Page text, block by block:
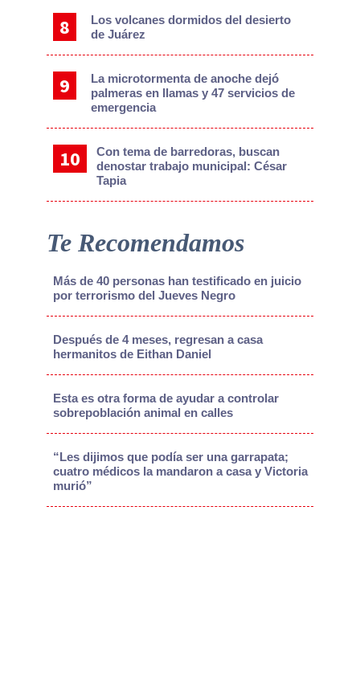
Los volcanes dormidos del desierto
de Juárez
La microtormenta de anoche dejó
palmeras en llamas y 47 servicios de
emergencia
Con tema de barredoras, buscan
denostar trabajo municipal: César
Tapia
Te Recomendamos
Más de 40 personas han testificado en juicio
por terrorismo del Jueves Negro
Después de 4 meses, regresan a casa
hermanitos de Eithan Daniel
Esta es otra forma de ayudar a controlar
sobrepoblación animal en calles
“Les dijimos que podía ser una garrapata;
cuatro médicos la mandaron a casa y Victoria
murió”